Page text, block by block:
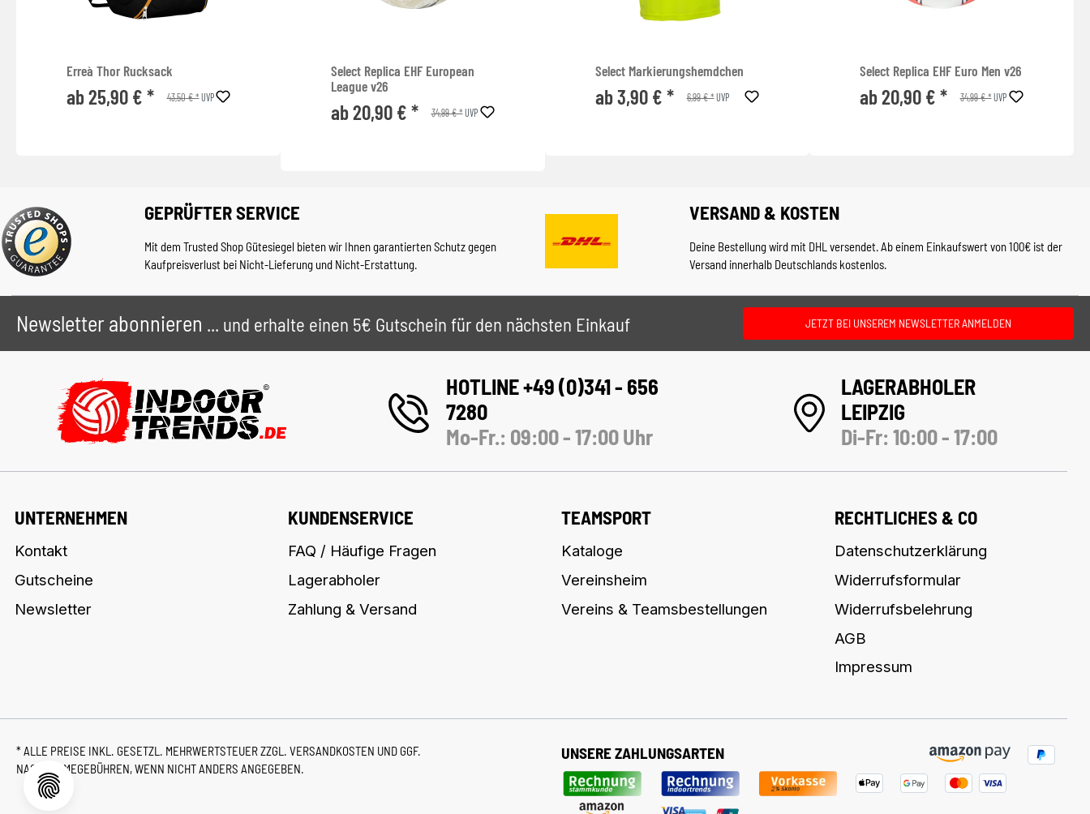
Erreà Thor Rucksack
ab 25,90 € * 43,50 € *UVP
Select Replica EHF European
League v26
ab 20,90 € * 34,99 € *UVP
Select Markierungshemdchen
ab 3,90 € * 6,99 € *UVP
Select Replica EHF Euro Men v26
ab 20,90 € * 34,99 € *UVP
GEPRÜFTER SERVICE
Mit dem Trusted Shop Gütesiegel bieten wir Ihnen garantierten Schutz gegen
Kaufpreisverlust bei Nicht-Lieferung und Nicht-Erstattung.
VERSAND & KOSTEN
Deine Bestellung wird mit DHL versendet. Ab einem Einkaufswert von 100€ ist der
Versand innerhalb Deutschlands kostenlos.
Newsletter abonnieren ... und erhalte einen 5€ Gutschein für den nächsten Einkauf JETZT BEI UNSEREM NEWSLETTER ANMELDEN
HOTLINE +49 (0)341 - 656
7280
Mo-Fr.: 09:00 - 17:00 Uhr
LAGERABHOLER
LEIPZIG
Di-Fr: 10:00 - 17:00
UNTERNEHMEN
Kontakt
Gutscheine
Newsletter
KUNDENSERVICE
FAQ / Häufige Fragen
Lagerabholer
Zahlung & Versand
TEAMSPORT
Kataloge
Vereinsheim
Vereins & Teamsbestellungen
RECHTLICHES & CO
Datenschutzerklärung
Widerrufsformular
Widerrufsbelehrung
AGB
Impressum
* ALLE PREISE INKL. GESETZL. MEHRWERTSTEUER ZZGL. VERSANDKOSTEN UND GGF.
NACHNAHMEGEBÜHREN, WENN NICHT ANDERS ANGEGEBEN.
UNSERE ZAHLUNGSARTEN